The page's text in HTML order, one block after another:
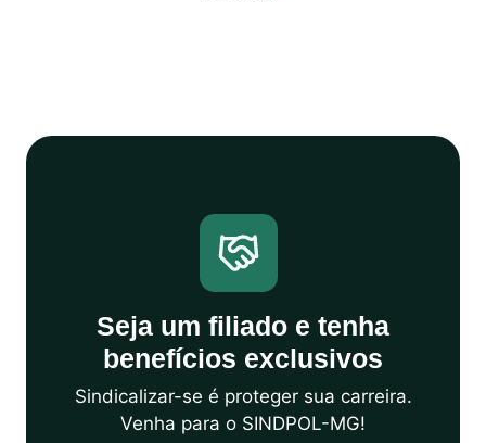
Seja um filiado e tenha
benefícios exclusivos
Sindicalizar-se é proteger sua carreira.
Venha para o SINDPOL-MG!